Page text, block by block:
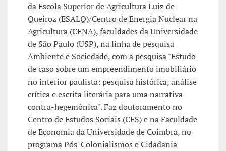
da Escola Superior de Agricultura Luiz de
Queiroz (ESALQ)/Centro de Energia Nuclear na
Agricultura (CENA), faculdades da Universidade
de São Paulo (USP), na linha de pesquisa
Ambiente e Sociedade, com a pesquisa "Estudo
de caso sobre um empreendimento imobiliário
no interior paulista: pesquisa histórica, análise
crítica e escrita literária para uma narrativa
contra-hegemônica". Faz doutoramento no
Centro de Estudos Sociais (CES) e na Faculdade
de Economia da Universidade de Coimbra, no
programa Pós-Colonialismos e Cidadania